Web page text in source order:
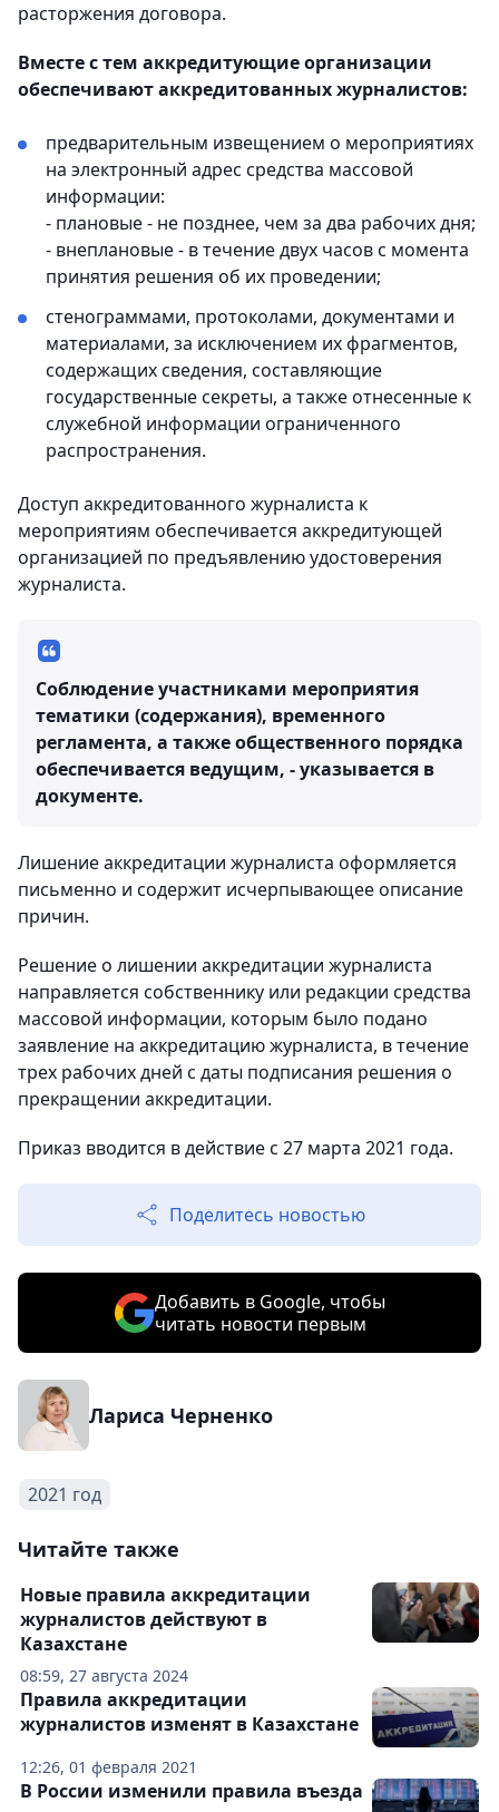
расторжения договора.
Вместе с тем аккредитующие организации
обеспечивают аккредитованных журналистов:
предварительным извещением о мероприятиях
на электронный адрес средства массовой
информации:
- плановые - не позднее, чем за два рабочих дня;
- внеплановые - в течение двух часов с момента
принятия решения об их проведении;
стенограммами, протоколами, документами и
материалами, за исключением их фрагментов,
содержащих сведения, составляющие
государственные секреты, а также отнесенные к
служебной информации ограниченного
распространения.
Доступ аккредитованного журналиста к
мероприятиям обеспечивается аккредитующей
организацией по предъявлению удостоверения
журналиста.
Соблюдение участниками мероприятия
тематики (содержания), временного
регламента, а также общественного порядка
обеспечивается ведущим, - указывается в
документе.
Лишение аккредитации журналиста оформляется
письменно и содержит исчерпывающее описание
причин.
Решение о лишении аккредитации журналиста
направляется собственнику или редакции средства
массовой информации, которым было подано
заявление на аккредитацию журналиста, в течение
трех рабочих дней с даты подписания решения о
прекращении аккредитации.
Приказ вводится в действие с 27 марта 2021 года.
Поделитесь новостью
Добавить в Google, чтобы
читать новости первым
Лариса Черненко
2021 год
Читайте также
08:59, 27 августа 2024
Новые правила аккредитации
журналистов действуют в
Казахстане
12:26, 01 февраля 2021
Правила аккредитации
журналистов изменят в Казахстане
В России изменили правила въезда